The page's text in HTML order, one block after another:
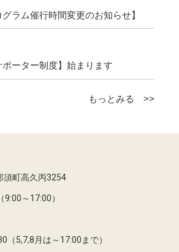
グラム催行時間変更のお知らせ】
ポーター制度】始まります
もっとみる >>
須町高久丙3254
～17:00）
（5,7,8月は～17:00まで）